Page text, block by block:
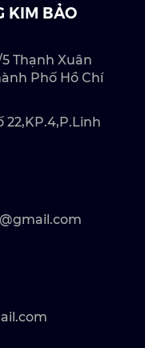
KIM BẢO
5 Thạnh Xuân
Phố Hồ Chí
22,KP.4,P.Linh